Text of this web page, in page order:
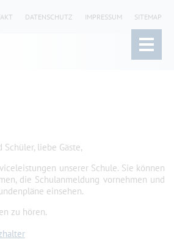
DATENSCHUTZ IMPRESSUM SITEMAP
liebe Gäste,
unserer Schule. Sie können
die Schulanmeldung vornehmen und
einsehen.
zu hören.